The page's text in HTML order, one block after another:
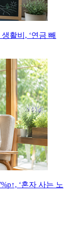
활비, ‘연금 빼
‘혼자 사는 노